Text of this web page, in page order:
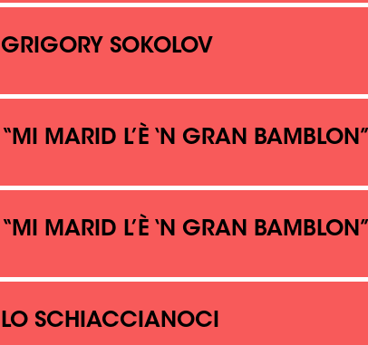
GRIGORY SOKOLOV
“MI MARID L’È ‘N GRAN BAMBLON”
“MI MARID L’È ‘N GRAN BAMBLON”
LO SCHIACCIANOCI